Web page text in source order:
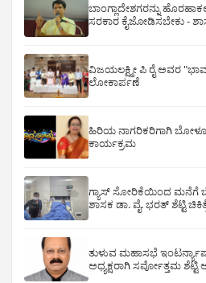
ಬಾಂಗ್ಲಾದೇಶಗರನ್ನು
ಸರಕಾರ ಕೈಜೋಡಿಸಬೇಕು -
ವಿಜಯಲಕ್ಷ್ಮೀ ಪಿ ರೈ ಅವರ
ಲೋಕಾರ್ಪಣೆ
ಹಿರಿಯ ನಾಗರಿಕರಿಗಾಗಿ
ಕಾರ್ಯಕ್ರಮ
ಗ್ಯಾಸ್ ಸೋರಿಕೆಯಿಂದ ಮನೆಗೆ
ಶಾಸಕ ಡಾ. ವೈ. ಭರತ್ ಶೆಟ್ಟಿ
ತುಳುವ ಮಹಾಸಭೆ
ಅಧ್ಯಕ್ಷರಾಗಿ ಸರ್ವೋತ್ತಮ ಶೆಟ್ಟಿ